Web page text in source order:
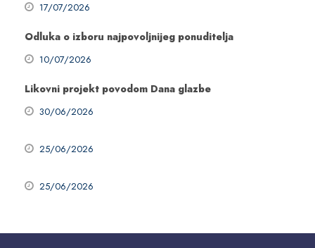
17/07/2026
Odluka o izboru najpovoljnijeg ponuditelja
10/07/2026
Likovni projekt povodom Dana glazbe
30/06/2026
25/06/2026
25/06/2026